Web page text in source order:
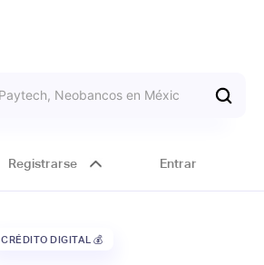
Registrarse Entrar
CRÉDITO DIGITAL 💰